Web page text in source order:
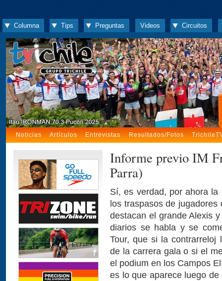
Columna Tips Preguntas Videos Circuitos
Noticias Artículos Entrevistas Resultados/Fotos
Informe previo IM
Parra)
Sí, es verdad, por ahora
los traspasos de
destacan el grande Alexis
diarios se habla y se
Tour, que si la contrarreloj
de la carrera gala o si el
el podium en los Campos
es lo que aparece luego